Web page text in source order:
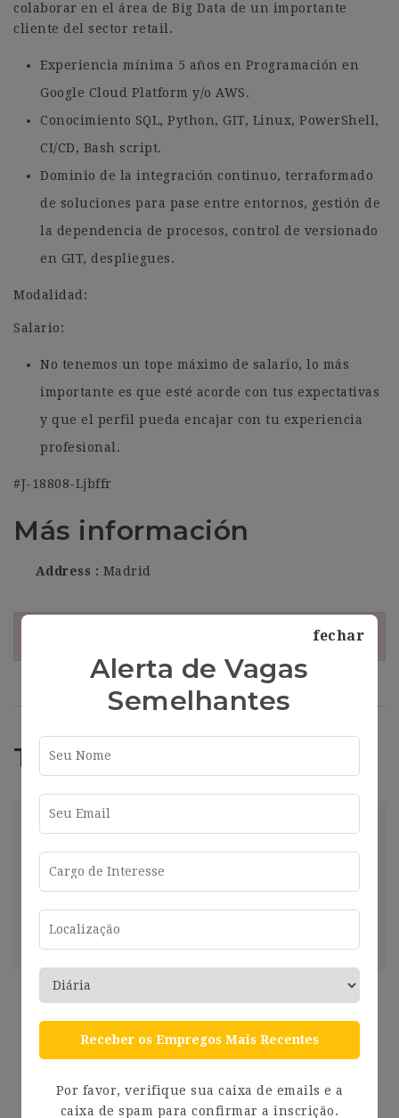
colaborar en el área de Big Data de un importante
cliente del sector retail.
Experiencia mínima 5 años en Programación en
Google Cloud Platform y/o AWS.
Conocimiento SQL, Python, GIT, Linux, PowerShell,
CI/CD, Bash script.
Dominio de la integración continuo, terraformado
de soluciones para pase entre entornos, gestión de
la dependencia de procesos, control de versionado
en GIT, despliegues.
Modalidad:
Salario:
No tenemos un tope máximo de salario, lo más
importante es que esté acorde con tus expectativas
y que el perfil pueda encajar con tu experiencia
profesional.
#J-18808-Ljbffr
Más información
Address Madrid
Trabajos Relacionados
market
Madrid
Compartir
Ver más
Senior Analyst Insights & Analytics Iberia
Madrid
Compartir
Ver más 2 años ago
fechar
Alerta de Vagas
Semelhantes
Receber os Empregos Mais Recentes
Por favor, verifique sua caixa de emails e a
caixa de spam para confirmar a inscrição.